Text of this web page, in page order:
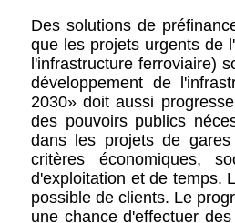
Des solutions de
que les projets urgents de
l'infrastructure ferroviaire)
développement de
2030» doit aussi
des pouvoirs publics
dans les projets de
critères économiques,
d'exploitation et de temps.
possible de clients. Le
une chance d'effectuer